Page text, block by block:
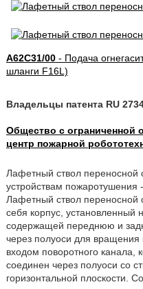
A62C31/00- Подача
шланги F16L)
Владельцы патента RU
Общество с ограниченной
центр пожарной
Лафетный ствол переносной
устройствам
Лафетный ствол переносной
себя корпус, установленный
содержащей переднюю и
через полуоси для вращения
входом поворотного
соединен через полуоси со
горизонтальной плоскости.